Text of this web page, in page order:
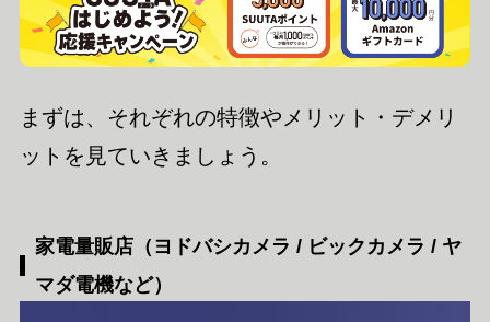
まずは、それぞれの特徴やメリット・デメリ
ットを見ていきましょう。
家電量販店（ヨドバシカメラ / ビックカメラ / ヤ
マダ電機など）